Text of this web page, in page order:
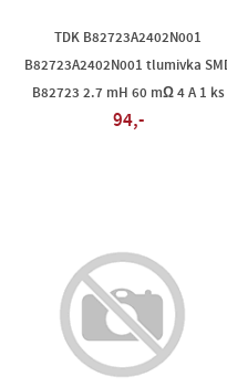
TDK B82723A2402N001
B82723A2402N001 tlumivka
B82723 2.7 mH 60 mΩ 4 A 1 ks
94,-